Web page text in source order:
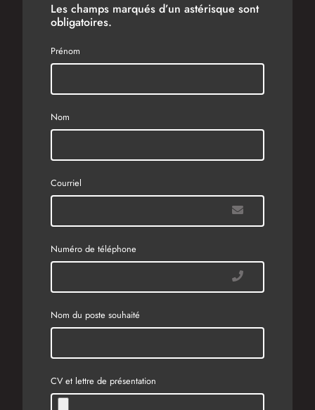
Les champs marqués d’un astérisque sont
obligatoires.
Prénom
Nom
Courriel
Numéro de téléphone
Nom du poste souhaité
CV et lettre de présentation